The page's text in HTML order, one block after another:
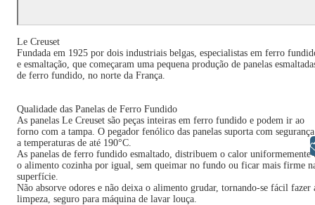
Le Creuset
Fundada em 1925 por dois industriais belgas, especialistas em ferro
e esmaltação, que começaram uma pequena produção de panelas
de ferro fundido, no norte da França.
Qualidade das Panelas de Ferro Fundido
As panelas Le Creuset são peças inteiras em ferro fundido e podem ir ao
forno com a tampa. O pegador fenólico das panelas suporta com segurança
a temperaturas de até 190°C.
As panelas de ferro fundido esmaltado, distribuem o calor uniformemente
o alimento cozinha por igual, sem queimar no fundo ou ficar mais firme
superfície.
Não absorve odores e não deixa o alimento grudar, tornando-se fácil fazer
limpeza, seguro para máquina de lavar louça.